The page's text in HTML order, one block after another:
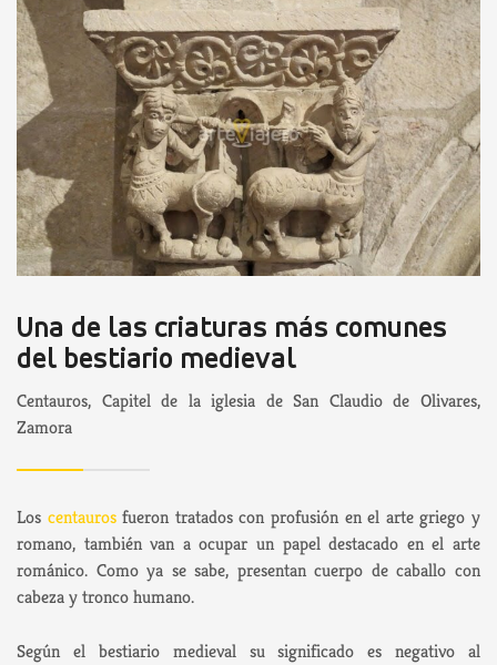
Una de las criaturas más comunes
del bestiario medieval
Centauros, Capitel de la iglesia de San Claudio de Olivares,
Zamora
Los centaurosfueron tratados con profusión en el arte griego y
romano, también van a ocupar un papel destacado en el arte
románico. Como ya se sabe, presentan cuerpo de caballo con
cabeza y tronco humano.
Según el bestiario medieval su significado es negativo al